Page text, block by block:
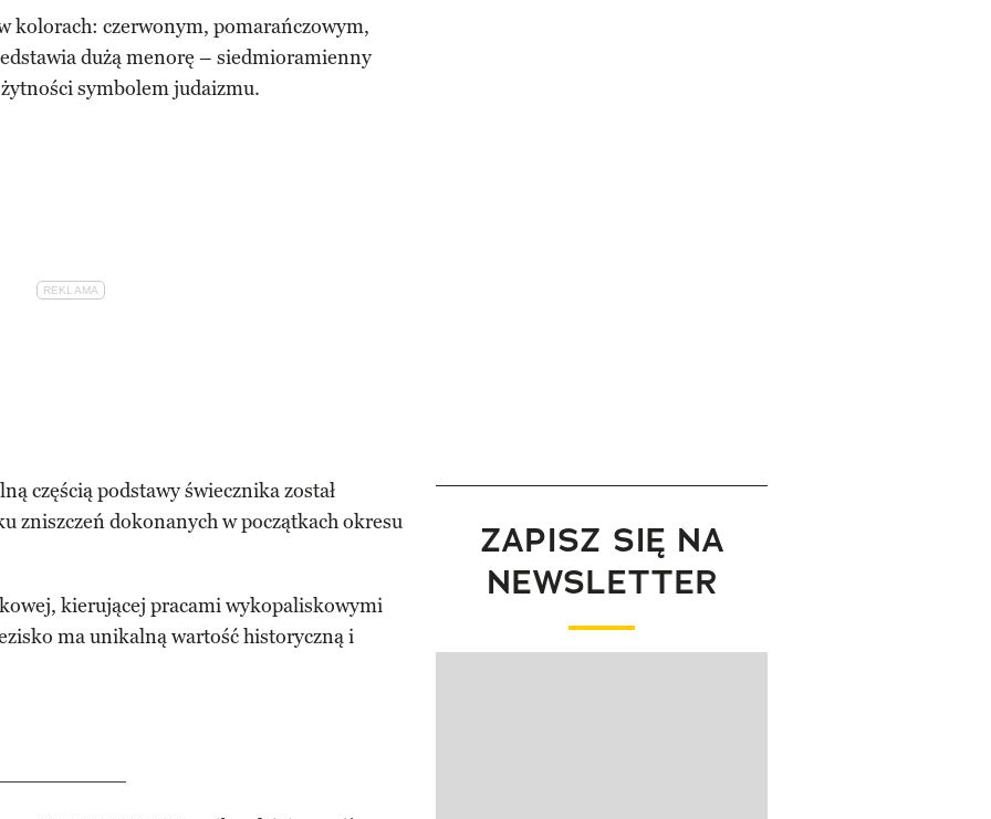
kolorach: czerwonym, pomarańczowym,
dużą menorę – siedmioramienny
symbolem judaizmu.
częścią podstawy świecznika został
zniszczeń dokonanych w początkach okresu
kierującej pracami wykopaliskowymi
ma unikalną wartość historyczną i
ZAPISZ SIĘ NA
NEWSLETTER